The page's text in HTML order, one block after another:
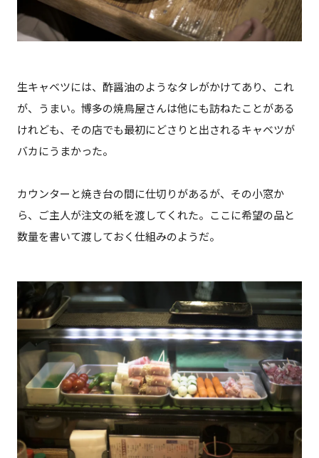
生キャベツには、酢醤油のようなタレがかけてあり、これ
が、うまい。博多の焼鳥屋さんは他にも訪ねたことがある
けれども、その店でも最初にどさりと出されるキャベツが
バカにうまかった。
カウンターと焼き台の間に仕切りがあるが、その小窓か
ら、ご主人が注文の紙を渡してくれた。ここに希望の品と
数量を書いて渡しておく仕組みのようだ。